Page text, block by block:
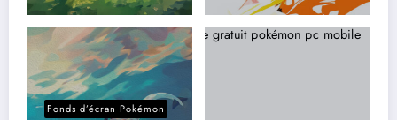
Fonds d’écran Pokémon